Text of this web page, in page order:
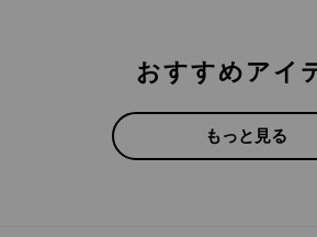
おすすめアイ
もっと見る